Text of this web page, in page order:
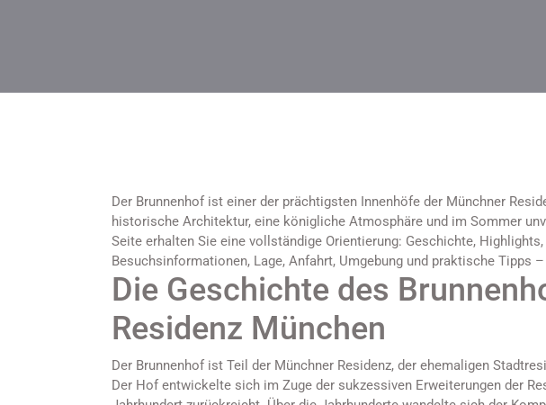
Der Brunnenhof ist einer der prächtigsten Innenhöfe der Münchner
historische Architektur, eine königliche Atmosphäre und im Sommer
Seite erhalten Sie eine vollständige Orientierung: Geschichte,
Besuchsinformationen, Lage, Anfahrt, Umgebung und praktische Tipps
Die Geschichte des
Residenz München
Der Brunnenhof ist Teil der Münchner Residenz, der ehemaligen
Der Hof entwickelte sich im Zuge der sukzessiven Erweiterungen der